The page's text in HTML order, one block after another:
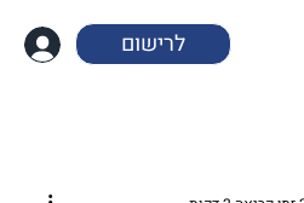
לרישום